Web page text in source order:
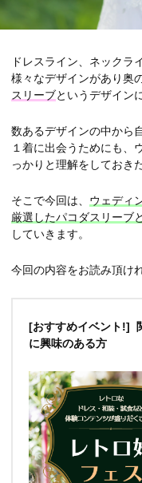
ドレスライン、ネックラ
様々なデザインがあり奥
スリーブというデザイン
数あるデザインの中から
１着に出会うためにも、
っかりと理解をしておき
そこで今回は、 ウェディ
厳選したパコダスリーブ
していきます。
今回の内容をお読み頂け
[おすすめイベント!]
に興味のある方